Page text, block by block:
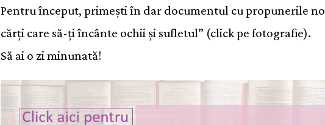
Pentru început, primești în dar documentul cu propunerile
cărți care să-ți încânte ochii și sufletul” (click pe fotografie).
Să ai o zi minunată!